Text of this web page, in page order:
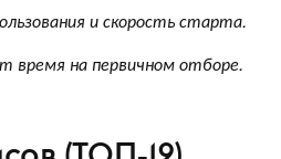
и скорость старта.
время на первичном отборе.